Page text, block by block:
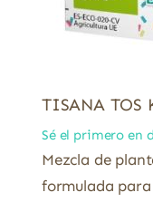
TISANA TOS
Sé el primero en
Mezcla de
formulada